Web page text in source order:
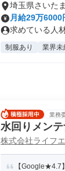
埼玉県さいた
月給29万6000
求めている人
制服あり 業界未
業務
水回りメン
株式会社ライフ
【Google★4.7